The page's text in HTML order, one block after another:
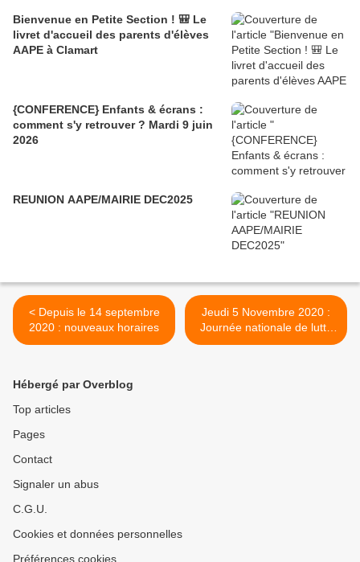
Bienvenue en Petite Section ! 🎒 Le
livret d'accueil des parents d'élèves
AAPE à Clamart
{CONFERENCE} Enfants & écrans :
comment s'y retrouver ? Mardi 9 juin
2026
REUNION AAPE/MAIRIE DEC2025
< Depuis le 14 septembre
2020 : nouveaux horaires
Jeudi 5 Novembre 2020 :
Journée nationale de lutte
contre le harcèlement à
Hébergé par Overblog
Top articles
Pages
Contact
Signaler un abus
C.G.U.
Cookies et données personnelles
Préférences cookies